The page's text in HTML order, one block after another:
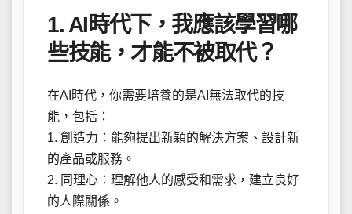
1. AI時代下，我應該學習哪
些技能，才能不被取代？
在AI時代，你需要培養的是AI無法取代的技
能，包括：
1. 創造力：能夠提出新穎的解決方案、設計新
的產品或服務。
2. 同理心：理解他人的感受和需求，建立良好
的人際關係。